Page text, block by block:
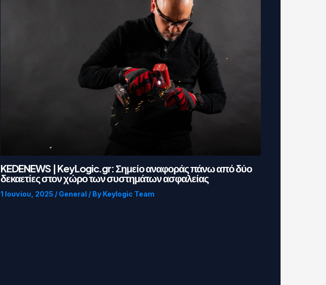
KEDENEWS | KeyLogic.gr: Σημείο αναφοράς πάνω από δύο
δεκαετίες στον χώρο των συστημάτων ασφαλείας
1 Ιουνίου, 2025 / General / By Keylogic Team